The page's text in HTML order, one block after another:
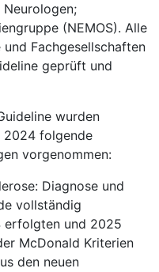
(NEMOS). Alle
Fachgesellschaften
geprüft und
wurden
2024 folgende
vorgenommen:
Diagnose und
vollständig
erfolgten und 2025
McDonald Kriterien
den neuen